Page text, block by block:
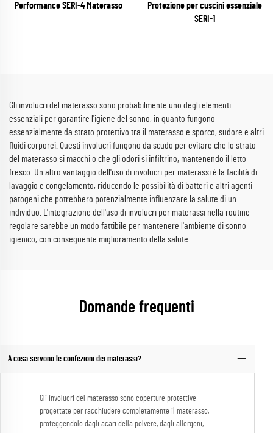
Performance SERI-4 Materasso
Protezione per cuscini essenziale
SERI-1
Gli involucri del materasso sono probabilmente uno degli elementi
essenziali per garantire l'igiene del sonno, in quanto fungono
essenzialmente da strato protettivo tra il materasso e sporco, sudore e altri
fluidi corporei. Questi involucri fungono da scudo per evitare che lo strato
del materasso si macchi o che gli odori si infiltrino, mantenendo il letto
fresco. Un altro vantaggio dell'uso di involucri per materassi è la facilità di
lavaggio e congelamento, riducendo le possibilità di batteri e altri agenti
patogeni che potrebbero potenzialmente influenzare la salute di un
individuo. L'integrazione dell'uso di involucri per materassi nella routine
regolare sarebbe un modo fattibile per mantenere l'ambiente di sonno
igienico, con conseguente miglioramento della salute.
Domande frequenti
A cosa servono le confezioni dei materassi?
Gli involucri del materasso sono coperture protettive
progettate per racchiudere completamente il materasso,
proteggendolo dagli acari della polvere, dagli allergeni,